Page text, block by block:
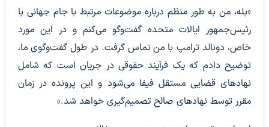
«بله، من به طور منظم درباره موضوعات مرتبط با جام جهانی با
رئیس‌جمهور ایالات متحده گفت‌وگو می‌کنم و در این مورد
خاص، دونالد ترامپ با من تماس گرفت. در طول گفت‌وگوی ما،
توضیح دادم که یک فرآیند حقوقی در جریان است که شامل
نهادهای قضایی مستقل فیفا می‌شود و این پرونده در زمان
مقرر توسط نهادهای صالح تصمیم‌گیری خواهد شد.»